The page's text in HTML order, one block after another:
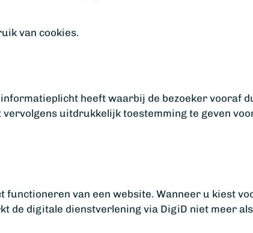
van cookies.
heeft waarbij de bezoeker vooraf
uitdrukkelijk toestemming te geven
van een website. Wanneer u kiest
de digitale dienstverlening via DigiD niet meer